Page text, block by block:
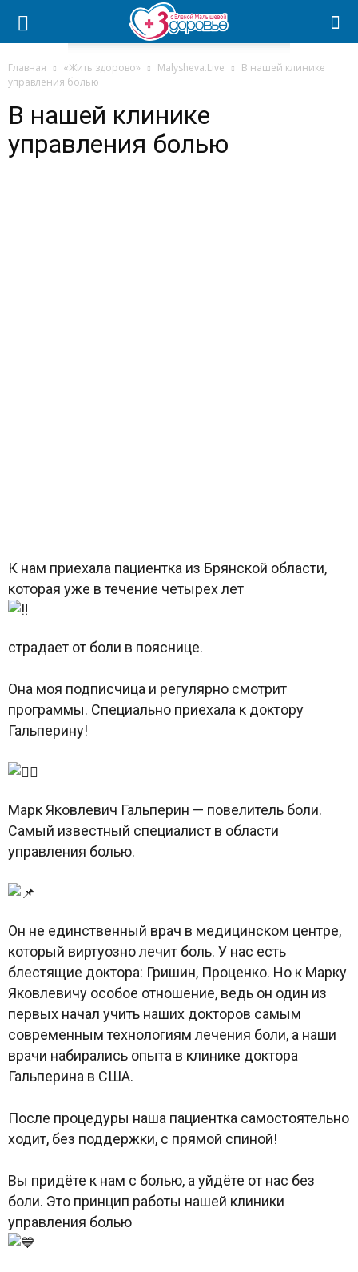
Главная «Жить здорово» Malysheva.Live
В нашей клинике
управления болью
В нашей клинике
управления болью
К нам приехала пациентка из Брянской области,
которая уже в течение четырех лет
страдает от боли в пояснице.
Она моя подписчица и регулярно смотрит
программы. Специально приехала к доктору
Гальперину!
Марк Яковлевич Гальперин — повелитель боли.
Самый известный специалист в области
управления болью.
Он не единственный врач в медицинском центре,
который виртуозно лечит боль. У нас есть
блестящие доктора: Гришин, Проценко. Но к Марку
Яковлевичу особое отношение, ведь он один из
первых начал учить наших докторов самым
современным технологиям лечения боли, а наши
врачи набирались опыта в клинике доктора
Гальперина в США.
После процедуры наша пациентка самостоятельно
ходит, без поддержки, с прямой спиной!
Вы придёте к нам с болью, а уйдёте от нас без
боли. Это принцип работы нашей клиники
управления болью